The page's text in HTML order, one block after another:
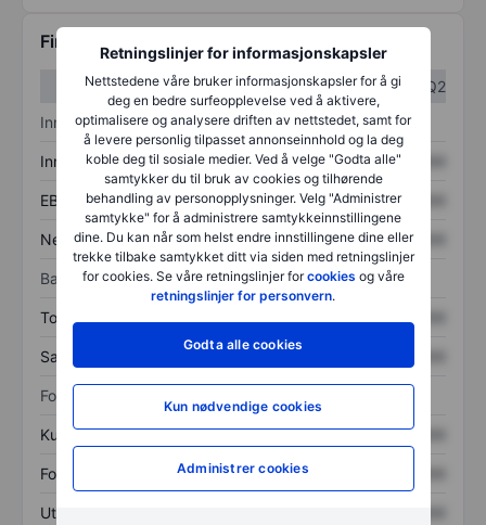
Retningslinjer for informasjonskapsler
Nettstedene våre bruker informasjonskapsler for å gi
deg en bedre surfeopplevelse ved å aktivere,
optimalisere og analysere driften av nettstedet, samt for
å levere personlig tilpasset annonseinnhold og la deg
koble deg til sosiale medier. Ved å velge "Godta alle"
samtykker du til bruk av cookies og tilhørende
behandling av personopplysninger. Velg "Administrer
samtykke" for å administrere samtykkeinnstillingene
dine. Du kan når som helst endre innstillingene dine eller
trekke tilbake samtykket ditt via siden med retningslinjer
for cookies. Se våre retningslinjer forcookies og våre
retningslinjer for personvern.
Godta alle cookies
Kun nødvendige cookies
Administrer cookies
Finansiell informasjon
Q1
Q2
Inntektsoversikt
Inntekter XXXXXXX XXXXXXX
EBITDA XXXXXXX XXXXXXX
Nettoinntekt XXXXXXX XXXXXXX
Balanse
Totale eiendeler
Samlet gjeld XXXXXXX
Forholdstall
Kurs/salg XXXXXXX XXXXXXX
Fortjeneste per aksje XXXXXXX
Utbytte per aksje